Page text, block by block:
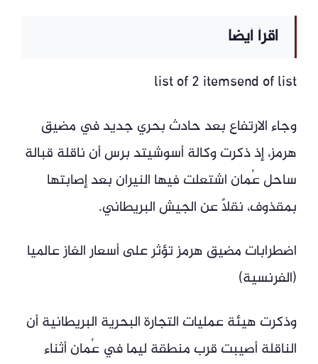
اقرأ أيضا
list of 2 itemsend of list
وجاء الارتفاع بعد حادث بحري جديد في مضيق
هرمز، إذ ذكرت وكالة أسوشيتد برس أن ناقلة قبالة
ساحل عُمان اشتعلت فيها النيران بعد إصابتها
بمقذوف، نقلاً عن الجيش البريطاني.
اضطرابات مضيق هرمز تؤثر على أسعار الغاز عالميا
(الفرنسية)
وذكرت هيئة عمليات التجارة البحرية البريطانية أن
الناقلة أصيبت قرب منطقة ليما في عُمان أثناء